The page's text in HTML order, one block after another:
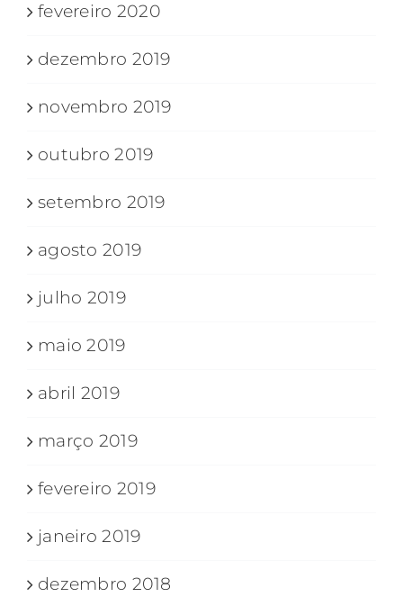
fevereiro 2020
dezembro 2019
novembro 2019
outubro 2019
setembro 2019
agosto 2019
julho 2019
maio 2019
abril 2019
março 2019
fevereiro 2019
janeiro 2019
dezembro 2018